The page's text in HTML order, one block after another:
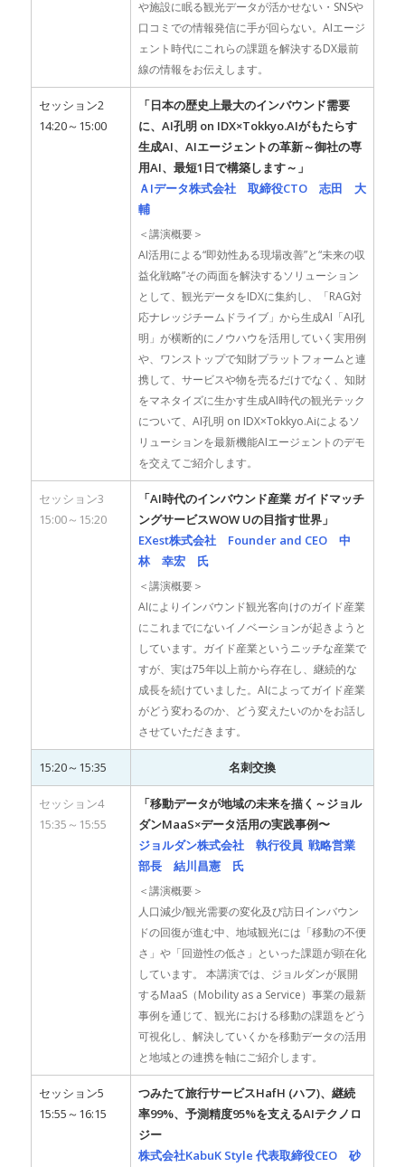
や施設に眠る観光データが活かせない・SNSや
口コミでの情報発信に手が回らない。AIエージ
ェント時代にこれらの課題を解決するDX最前
線の情報をお伝えします。
セッション2
14:20～15:00
「日本の歴史上最大のインバウンド需要
に、AI孔明 on IDX×Tokkyo.AIがもたらす
生成AI、AIエージェントの革新～御社の専
用AI、最短1日で構築します～」
ＡIデータ株式会社 取締役CTO 志田 大
輔
＜講演概要＞
AI活用による“即効性ある現場改善”と“未来の収
益化戦略”その両面を解決するソリューション
として、観光データをIDXに集約し、「RAG対
応ナレッジチームドライブ」から生成AI「AI孔
明」が横断的にノウハウを活用していく実用例
や、ワンストップで知財プラットフォームと連
携して、サービスや物を売るだけでなく、知財
をマネタイズに生かす生成AI時代の観光テック
について、AI孔明 on IDX×Tokkyo.Aiによるソ
リューションを最新機能AIエージェントのデモ
を交えてご紹介します。
セッション3
15:00～15:20
「AI時代のインバウンド産業 ガイドマッチ
ングサービスWOW Uの目指す世界」
EXest株式会社 Founder and CEO 中
林 幸宏 氏
＜講演概要＞
AIによりインバウンド観光客向けのガイド産業
にこれまでにないイノベーションが起きようと
しています。ガイド産業というニッチな産業で
すが、実は75年以上前から存在し、継続的な
成長を続けていました。AIによってガイド産業
がどう変わるのか、どう変えたいのかをお話し
させていただきます。
15:20～15:35 名刺交換
セッション4
15:35～15:55
「移動データが地域の未来を描く～ジョル
ダンMaaS×データ活用の実践事例〜
ジョルダン株式会社 執行役員 戦略営業
部長 結川昌憲 氏
＜講演概要＞
人口減少/観光需要の変化及び訪日インバウン
ドの回復が進む中、地域観光には「移動の不便
さ」や「回遊性の低さ」といった課題が顕在化
しています。 本講演では、ジョルダンが展開
するMaaS（Mobility as a Service）事業の最新
事例を通じて、観光における移動の課題をどう
可視化し、解決していくかを移動データの活用
と地域との連携を軸にご紹介します。
セッション5
15:55～16:15
つみたて旅行サービスHafH (ハフ)、継続
率99%、予測精度95%を支えるAIテクノロ
ジー
株式会社KabuK Style 代表取締役CEO 砂